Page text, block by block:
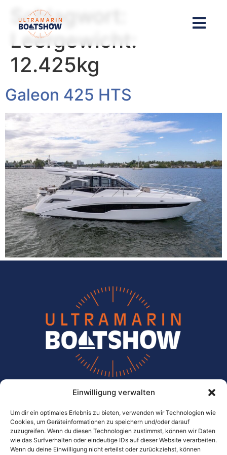
Einwilligung verwalten
Um dir ein optimales Erlebnis zu bieten, verwenden wir Technologien wie
Cookies, um Geräteinformationen zu speichern und/oder darauf
zuzugreifen. Wenn du diesen Technologien zustimmst, können wir Daten
wie das Surfverhalten oder eindeutige IDs auf dieser Website verarbeiten.
Wenn du deine Einwilligung nicht erteilst oder zurückziehst, können
springenSchlagwort:
Leergewicht:
12.425kg
Galeon 425 HTS
ULTRAMARIN
Die Meichle + Mohr Marina
Im Wassersportzentrum 10
D-88079 Kressbronn-Gohren